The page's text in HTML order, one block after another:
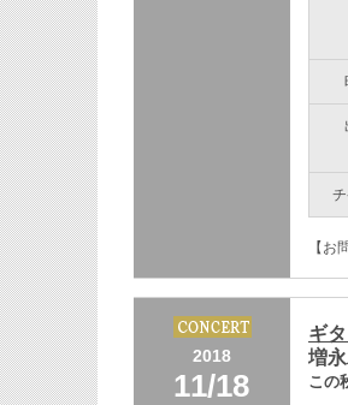
【
2018
11/18
ギ
増
この